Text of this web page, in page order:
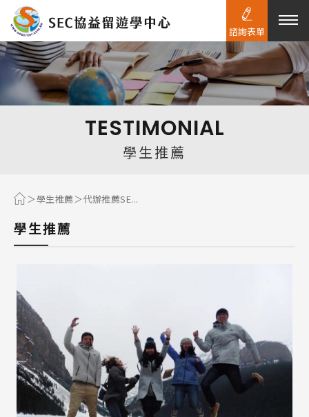
熱門搜尋：
TESTIMONIAL
學生推薦
學生推薦 代辦推薦SE...
學生推薦
諮詢表單